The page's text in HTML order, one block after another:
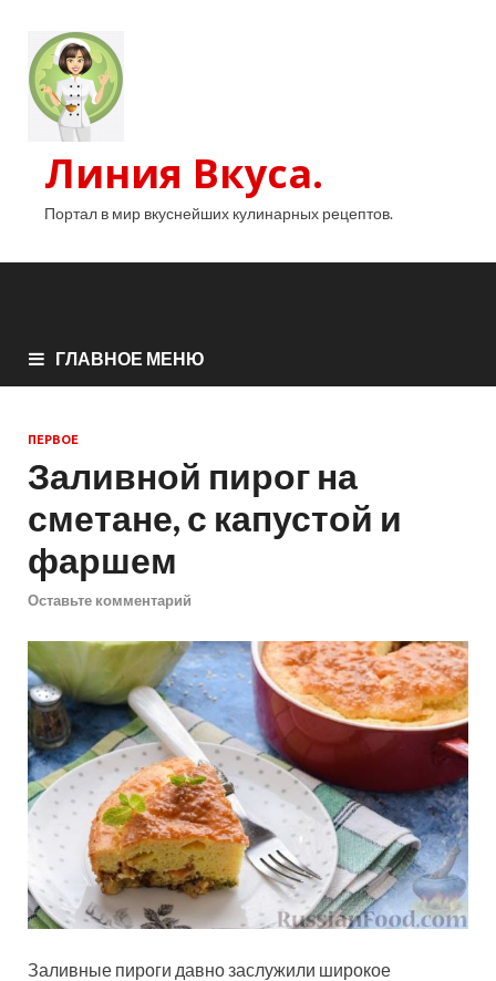
Линия Вкуса.
Портал в мир вкуснейших кулинарных рецептов.
ГЛАВНОЕ МЕНЮ
ПЕРВОЕ
Заливной пирог на
сметане, с капустой и
фаршем
Оставьте комментарий
Заливные пироги давно заслужили широкое